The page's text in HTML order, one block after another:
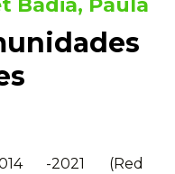
Badia, Paula
-2021 (Red